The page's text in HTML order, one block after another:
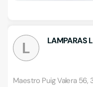
L LAMPARAS
Maestro Puig Valera 56,